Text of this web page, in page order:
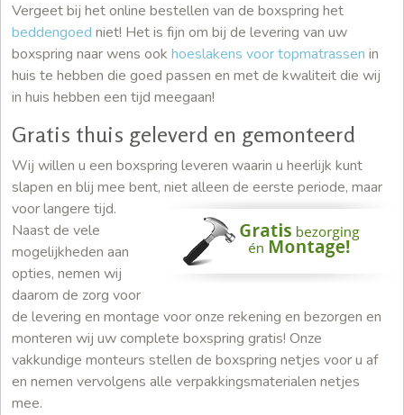
Vergeet bij het online bestellen van de boxspring het
beddengoed niet! Het is fijn om bij de levering van uw
boxspring naar wens ook hoeslakens voor topmatrassen in
huis te hebben die goed passen en met de kwaliteit die wij
in huis hebben een tijd meegaan!
Gratis thuis geleverd en gemonteerd
Wij willen u een boxspring leveren waarin u heerlijk kunt
slapen en blij mee bent, niet alleen de eerste periode, maar
voor langere tijd.
Naast de vele
mogelijkheden aan
opties, nemen wij
daarom de zorg voor
de levering en montage voor onze rekening en bezorgen en
monteren wij uw complete boxspring gratis! Onze
vakkundige monteurs stellen de boxspring netjes voor u af
en nemen vervolgens alle verpakkingsmaterialen netjes
mee.